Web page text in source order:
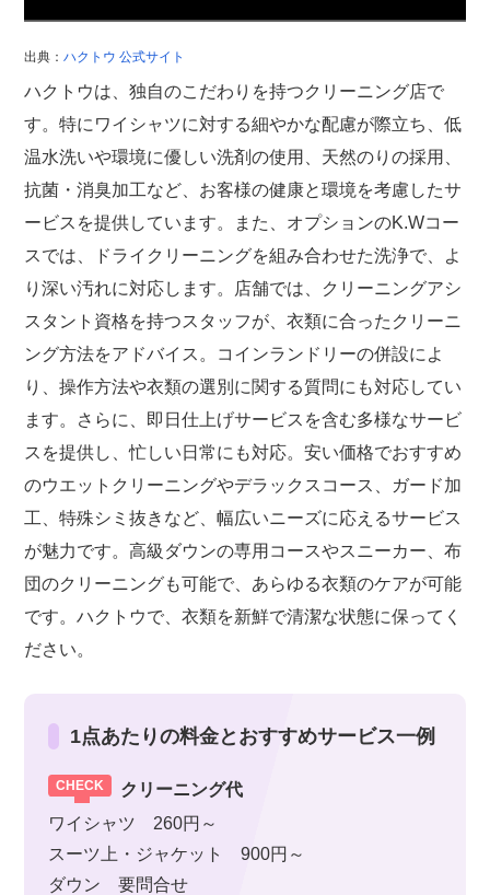
出典：ハクトウ 公式サイト
ハクトウは、独自のこだわりを持つクリーニング店で
す。特にワイシャツに対する細やかな配慮が際立ち、低
温水洗いや環境に優しい洗剤の使用、天然のりの採用、
抗菌・消臭加工など、お客様の健康と環境を考慮したサ
ービスを提供しています。また、オプションのK.Wコー
スでは、ドライクリーニングを組み合わせた洗浄で、よ
り深い汚れに対応します。店舗では、クリーニングアシ
スタント資格を持つスタッフが、衣類に合ったクリーニ
ング方法をアドバイス。コインランドリーの併設によ
り、操作方法や衣類の選別に関する質問にも対応してい
ます。さらに、即日仕上げサービスを含む多様なサービ
スを提供し、忙しい日常にも対応。安い価格でおすすめ
のウエットクリーニングやデラックスコース、ガード加
工、特殊シミ抜きなど、幅広いニーズに応えるサービス
が魅力です。高級ダウンの専用コースやスニーカー、布
団のクリーニングも可能で、あらゆる衣類のケアが可能
です。ハクトウで、衣類を新鮮で清潔な状態に保ってく
ださい。
1点あたりの料金とおすすめサービス一例
クリーニング代
ワイシャツ 260円～
スーツ上・ジャケット 900円～
ダウン 要問合せ